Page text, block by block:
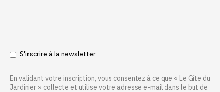
S'inscrire à la newsletter
En validant votre inscription, vous consentez à ce que « Le Gîte du
Jardinier » collecte et utilise votre adresse e-mail dans le but de